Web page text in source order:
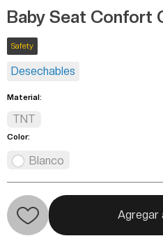
Baby Seat Confort
Safety
Desechables
Material:
TNT
Color:
Blanco
Agregar